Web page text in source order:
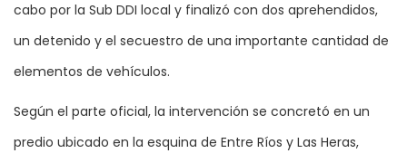
cabo por la Sub DDI local y finalizó con dos aprehendidos,
un detenido y el secuestro de una importante cantidad de
elementos de vehículos.
Según el parte oficial, la intervención se concretó en un
predio ubicado en la esquina de Entre Ríos y Las Heras,